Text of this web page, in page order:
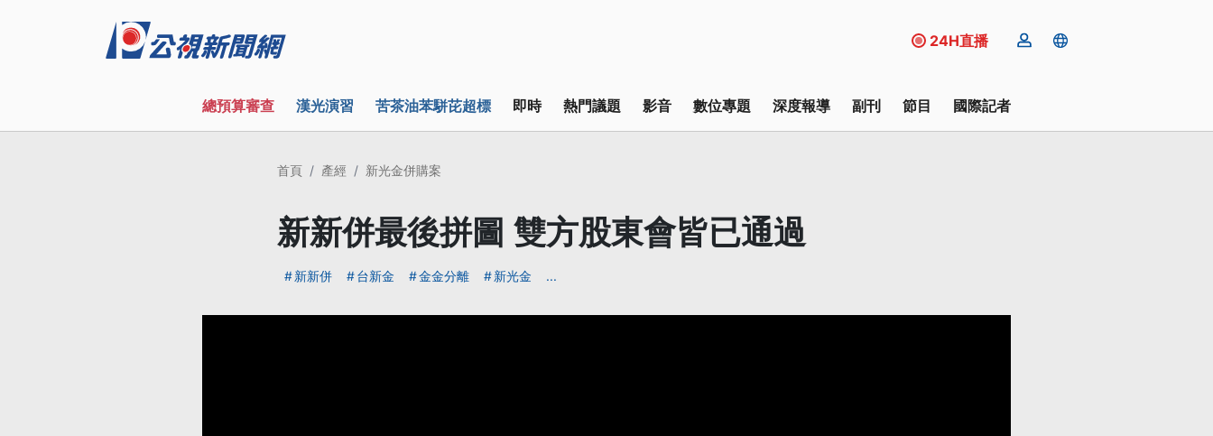
24H直播
總預算審查 漢光演習 苦茶油苯駢芘超標 即時 熱門議題 影音 數位專題 深度報導 副刊 節目 國際記者
首頁 產經 新光金併購案
新新併最後拼圖 雙方股東會皆已通過
新新併 台新金 金金分離 新光金 ...